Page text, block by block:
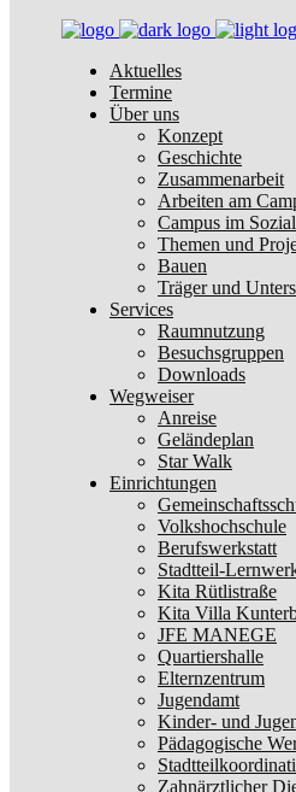
Aktuelles
Termine
Über uns
Konzept
Geschichte
Zusammenarbeit
Arbeiten am
Campus im
Themen und
Bauen
Träger und
Services
Raumnutzung
Besuchsgruppen
Downloads
Wegweiser
Anreise
Geländeplan
Star Walk
Einrichtungen
Volkshochschule
Berufswerkstatt
Stadtteil-
Kita Rütlistraße
Kita Villa
JFE MANEGE
Quartiershalle
Elternzentrum
Jugendamt
Kinder- und
Pädagogische
Zahnärztlicher